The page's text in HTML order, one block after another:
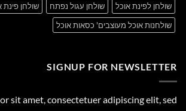
שולחן לפינת אוכל
שולחן עגול נפתח
שולחן פינת
שולחנות אוכל מעוצבים' כסאות אוכל
SIGNUP FOR NEWSLETTER
sit amet, consectetuer adipiscing elit, sed